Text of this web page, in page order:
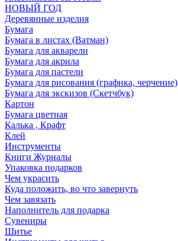
НОВЫЙ ГОД
Деревянные изделия
Бумага
Бумага в листах (Ватман)
Бумага для акварели
Бумага для акрила
Бумага для пастели
Бумага для рисования (графика, черчение)
Бумага для экскизов (Скетчбук)
Картон
Бумага цветная
Калька , Крафт
Клей
Инструменты
Книги Журналы
Упаковка подарков
Чем украсить
Куда положить, во что завернуть
Чем завязать
Наполнитель для подарка
Сувениры
Шитье